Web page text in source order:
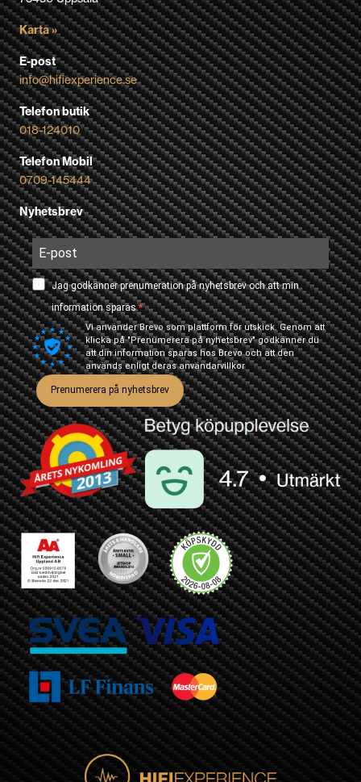
Karta »
E-post
info@hifiexperience.se
Telefon butik
018-124010
Telefon Mobil
0709-145444
Nyhetsbrev
Jag godkänner prenumeration på nyhetsbrev och att min
information sparas.
Vi använder Brevo som plattform för utskick. Genom att
klicka på "Prenumerera på nyhetsbrev" godkänner du
att din information sparas hos Brevo och att den
används enligt derasanvändarvillkor
Prenumerera på nyhetsbrev